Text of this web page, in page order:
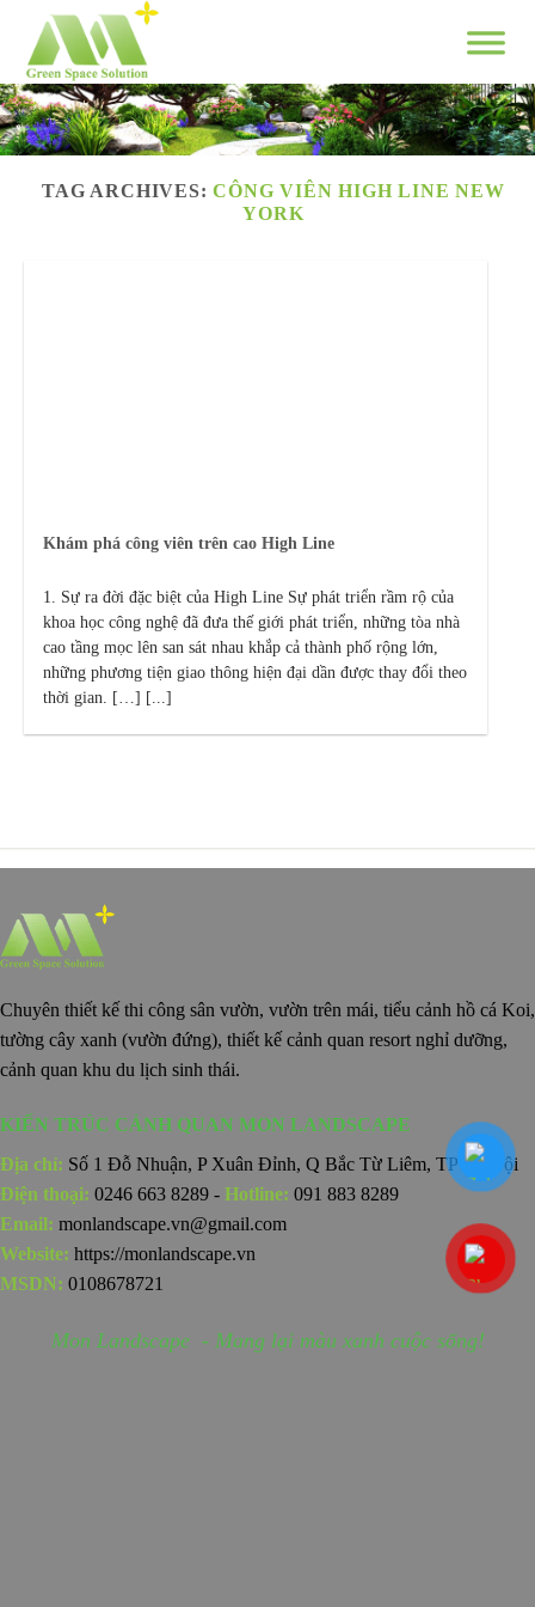
content
TAG ARCHIVES:CÔNG VIÊN HIGH LINE NEW
YORK
Khám phá công viên trên cao High Line
1. Sự ra đời đặc biệt của High Line Sự phát triển rầm rộ của
khoa học công nghệ đã đưa thế giới phát triển, những tòa nhà
cao tầng mọc lên san sát nhau khắp cả thành phố rộng lớn,
những phương tiện giao thông hiện đại dần được thay đổi theo
thời gian. […] [...]
Chuyên thiết kế thi công sân vườn, vườn trên mái, tiểu cảnh hồ cá Koi,
tường cây xanh (vườn đứng), thiết kế cảnh quan resort nghỉ dưỡng,
cảnh quan khu du lịch sinh thái.
KIẾN TRÚC CẢNH QUAN MON LANDSCAPE
Địa chỉ: Số 1 Đỗ Nhuận, P Xuân Đỉnh, Q Bắc Từ Liêm, TP Hà Nội
Điện thoại: 0246 663 8289 - Hotline: 091 883 8289
Email: monlandscape.vn@gmail.com
Website: https://monlandscape.vn
MSDN: 0108678721
Mon Landscape - Mang lại màu xanh cuộc sống!